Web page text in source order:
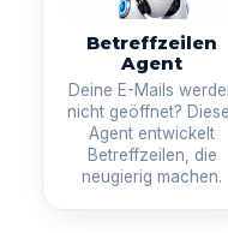
Betreffzeilen
Agent
Deine E-Mails
nicht geöffnet?
Agent entwickelt
Betreffzeilen, die
neugierig machen.